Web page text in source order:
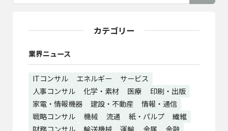
カテゴリー
業界ニュース
ITコンサル エネルギー
サービス
人事コンサル
化学・素材 医療
印刷・出版
家電・情報機器
建設・不動産
情報・通信
戦略コンサル
機械 流通 紙・パルプ
繊維